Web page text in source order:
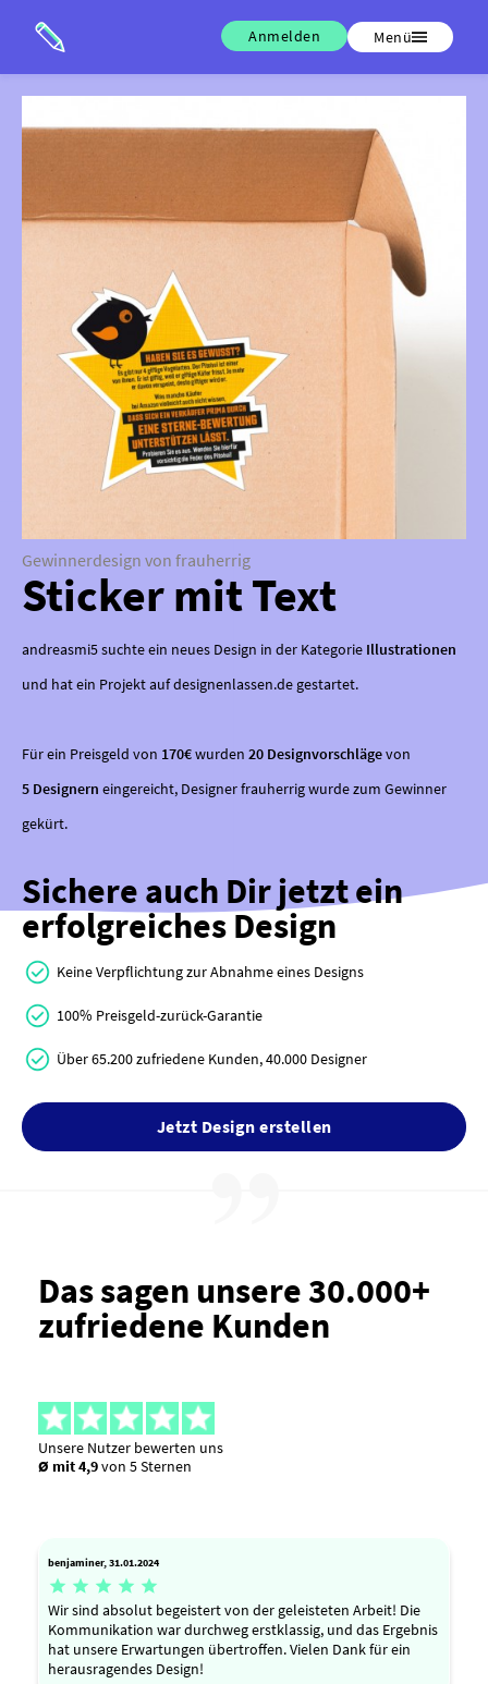
Anmelden Menü
Gewinnerdesign von frauherrig
Sticker mit Text
andreasmi5 suchte ein neues Design in der Kategorie Illustrationen
und hat ein Projekt auf designenlassen.de gestartet.
Für ein Preisgeld von 170€wurden 20 Designvorschlägevon
5 Designern eingereicht, Designer frauherrig wurde zum Gewinner
gekürt.
Sichere auch Dir jetzt ein
erfolgreiches Design
Keine Verpflichtung zur Abnahme eines Designs
100% Preisgeld-zurück-Garantie
Über 65.200 zufriedene Kunden, 40.000 Designer
Jetzt Design erstellen
Das sagen unsere 30.000+
zufriedene Kunden
Unsere Nutzer bewerten uns
Ø mit 4,9von 5 Sternen
benjaminer, 31.01.2024
    
Wir sind absolut begeistert von der geleisteten Arbeit! Die
Kommunikation war durchweg erstklassig, und das Ergebnis
hat unsere Erwartungen übertroffen. Vielen Dank für ein
herausragendes Design!